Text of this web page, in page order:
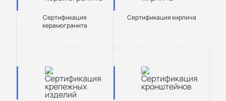
Сертификация
керамогранита
Сертификация кирпича